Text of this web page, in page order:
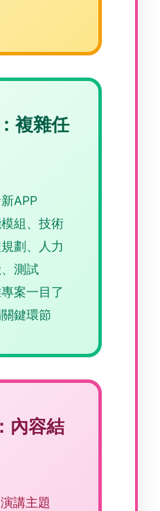
複雜任
APP
組、技術
劃、人力
測試
案一目了
鍵環節
內容結
講主題